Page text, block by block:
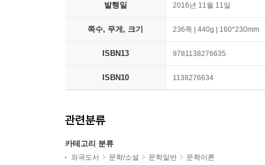
발행일 2016년 11월 11일
쪽수, 무게, 크기 236쪽 | 440g | 160*230mm
ISBN13 9781138276635
ISBN10 1138276634
관련분류
카테고리 분류
외국도서 문학/소설 문학일반
문학이론